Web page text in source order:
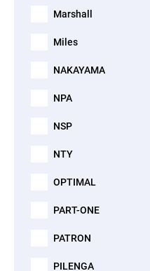
Marshall
Miles
NAKAYAMA
NPA
NSP
NTY
OPTIMAL
PART-ONE
PATRON
PILENGA